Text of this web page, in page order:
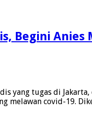
Begini
yang tugas di
melawan covid-19.